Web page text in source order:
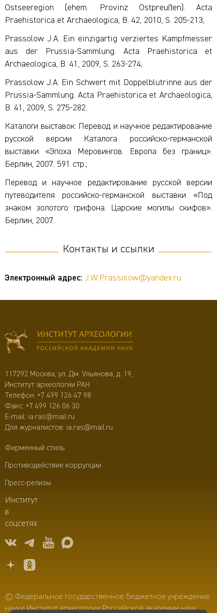
Ostseeregion (ehem. Provinz Ostpreußen). Acta
Praehistorica et Archaeologica, B. 42, 2010, S. 205-213;
Prassolow J.A. Ein einzigartig verziertes Kampfmesser
aus der Prussia-Sammlung. Acta Praehistorica et
Archaeologica, B. 41, 2009, S. 263-274;
Prassolow J.A. Ein Schwert mit Doppelblutrinne aus der
Prussia-Sammlung. Acta Praehistorica et Archaeologica,
B. 41, 2009, S. 275-282.
Каталоги выставок: Перевод и научное редактирование
русской версии Каталога российско-германской
выставки «Эпоха Меровингов. Европа без границ».
Берлин, 2007. 591 стр.;
Перевод и научное редактирование русской версии
путеводителя российско-германской выставки «Под
знаком золотого грифона. Царские могилы скифов».
Берлин, 2007.
Контакты и ссылки
Электронный адрес: J.W.Prassolow@yandex.ru
117292 Москва, ул. Дм. Ульянова, д. 19,
Институт археологии РАН
Телефон: +7 499 126 47 98
Факс: +7 499 126 06 30
E-mail: ia.ras@mail.ru
Для журналистов: ia.ras@mail.ru
Фирменный стиль
Противодействие коррупции
Пресс-релизы
Институт
в
соцсетях
© Федеральное государственное бюджетное учреждение
науки Институт археологии Российской академии наук,